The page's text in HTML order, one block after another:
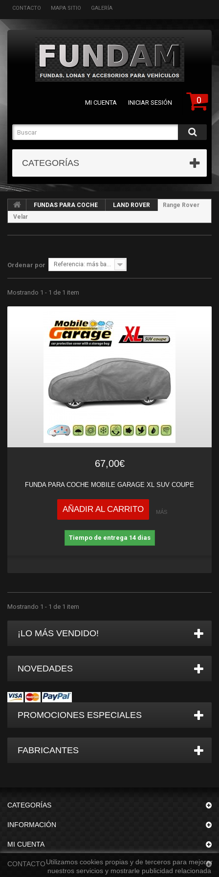
CONTACTO MAPA SITIO GALERÍA
0
MI CUENTA INICIAR SESIÓN
CATEGORÍAS
FUNDAS PARA COCHE LAND ROVER
Range Rover
Velar
Ordenar por Referencia: más bajo primero
Mostrando 1 - 1 de 1 item
67,00€
FUNDA PARA COCHE MOBILE GARAGE XL SUV COUPE
AÑADIR AL CARRITO MÁS
Tiempo de entrega 14 dias
Mostrando 1 - 1 de 1 item
¡LO MÁS VENDIDO!
NOVEDADES
PROMOCIONES ESPECIALES
FABRICANTES
CATEGORÍAS
INFORMACIÓN
MI CUENTA
CONTACTOUtilizamos cookies propias y de terceros para mejorar
nuestros servicios y mostrarle publicidad relacionada